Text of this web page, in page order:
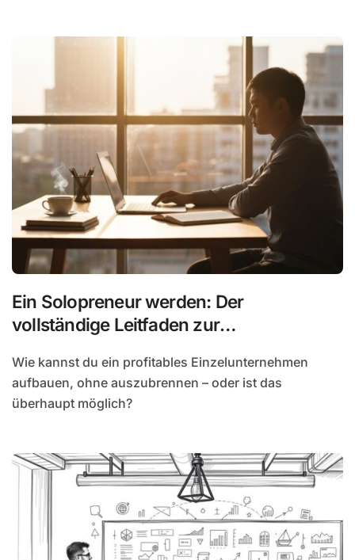
Ein Solopreneur werden: Der
vollständige Leitfaden zur
Wie kannst du ein profitables Einzelunternehmen
aufbauen, ohne auszubrennen – oder ist das
überhaupt möglich?